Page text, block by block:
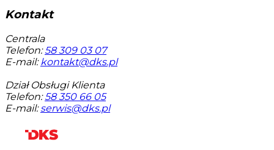
Kontakt
Centrala
Telefon: 58 309 03 07
E-mail: kontakt@dks.pl
Dział Obsługi Klienta
Telefon: 58 350 66 05
E-mail: serwis@dks.pl